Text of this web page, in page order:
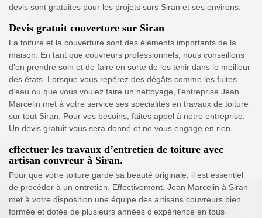
devis sont gratuites pour les projets surs Siran et ses environs.
Devis gratuit couverture sur Siran
La toiture et la couverture sont des éléments importants de la
maison. En tant que couvreurs professionnels, nous conseillons
d’en prendre soin et de faire en sorte de les tenir dans le meilleur
des états. Lorsque vous repérez des dégâts comme les fuites
d’eau ou que vous voulez faire un nettoyage, l’entreprise Jean
Marcelin met à votre service ses spécialités en travaux de toiture
sur tout Siran. Pour vos besoins, faites appel à notre entreprise.
Un devis gratuit vous sera donné et ne vous engage en rien.
effectuer les travaux d’entretien de toiture avec
artisan couvreur à Siran.
Pour que votre toiture garde sa beauté originale, il est essentiel
de procéder à un entretien. Effectivement, Jean Marcelin à Siran
met à votre disposition une équipe des artisans couvreurs bien
formée et dotée de plusieurs années d’expérience en tous